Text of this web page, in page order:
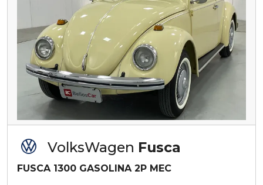
VolksWagen Fusca
FUSCA 1300 GASOLINA 2P MEC